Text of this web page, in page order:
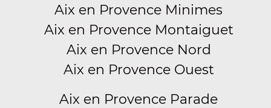
Aix en Provence Minimes
Aix en Provence Montaiguet
Aix en Provence Nord
Aix en Provence Ouest
Aix en Provence Parade